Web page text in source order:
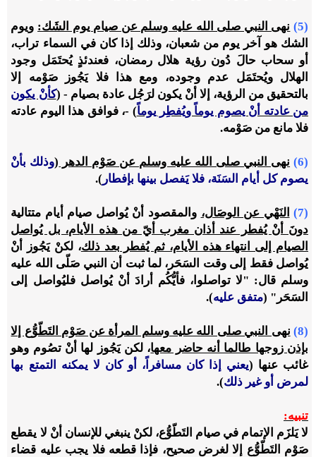
(5) نهى النبي صلى الله عليه وسلم عن صيام يوم الشَك: ويوم
الشك هو آخر يوم من شعبان، وذلك إذا كان في السماء تراب،
أو سحاب حالَ دُون رؤية هلال رمضان، فعندئذٍ يُحتَمَل وجود
الهلال ويُحتَمَل عدم وجوده، ومع هذا فلا يَجُوز صَوْمه إلا
بالتحقيق من الرؤية، إلا أنْ يكون لرَجُل عادة بصيام - (كأنْ يكون
من عادته أنْ يصوم يوماً ويُفطِر يوماً) -، فوافق هذا اليوم عادته
فلا مانع من صَوْمه.
(6) نهى النبي صلى الله عليه وسلم عن صَوْم الدهر (وذلك بأنْ
يصوم كل أيام السَنَة، فلا يَفصل بينها بإفطار ).
(7) النَهْي عن الوصَال، والمقصود أنْ يُواصل صيام أيام متتالية
دونَ أنْ يُفطر عند أذان مغرب أيّ من هذه الأيام، بل يُواصل
الصيام إلى انتهاء هذه الأيام، ثم يُفطر بعد ذلك، لكنْ يَجُوز أنْ
يُواصل فقط إلى وقت السَحَر، لما ثبت أن النبي صَلّى الله عليه
وسلم قال: "لا تواصلوا، فأيُّكُم أرادَ أنْ يُواصل فليُواصل إلى
السَحَر" (متفق عليه).
(8)
نهى النبي صلى الله عليه وسلم المرأة عن صَوْم التَطّوُّع إلا
بإذن زوجها طالما أنه حاضر معها، لكن يَجُوز لها أنْ تصُوم وهو
غائب عنها (يعني إذا كان مسافراً، أو كان لا يمكنه التمتع بها
لمرض أو غير ذلك).
تنبيه:
لا يَلزَم الإتمام في صيام التَطّوُّع، لكنْ ينبغي للإنسان أنْ لا يقطع
صَوْم التَطّوُّع إلا لغرض صحيح، فإذا قطعه فلا يجب عليه قضاء